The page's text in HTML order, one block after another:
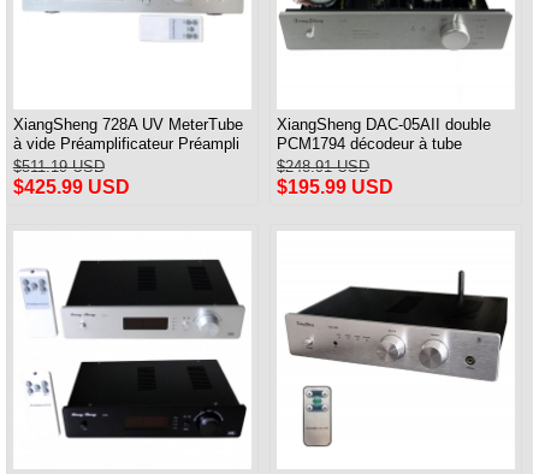
XiangSheng 728A UV MeterTube
à vide Préamplificateur Préampli
Télécommande & Balance &
Bluetooth
$511.19 USD
$425.99 USD
XiangSheng DAC-05AII double
PCM1794 décodeur à tube
équilibré HIFI USB Qualcomm
Bluetooth 8675/5125
$248.91 USD
$195.99 USD